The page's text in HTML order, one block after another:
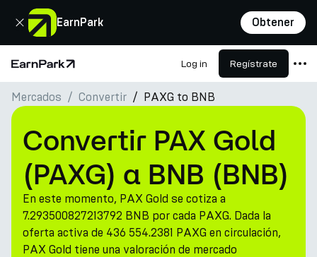
EarnPark Obtener
Cerrar
Página de inicio Log in Regístrate
Productos
Mercados
Calculadoras
PARK Token
Recursos
Compañía
Mercados Convertir PAXG to BNB
Convertir PAX Gold
(PAXG) a BNB (BNB)
En este momento, PAX Gold se cotiza a
7.293500827213792 BNB por cada PAXG. Dada la
oferta activa de 436 554.2381 PAXG en circulación,
PAX Gold tiene una valoración de mercado